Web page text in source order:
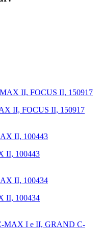
II, FOCUS II, 150917
II, 100443
II, 100434